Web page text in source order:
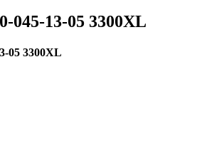
045-13-05 3300XL
05 3300XL